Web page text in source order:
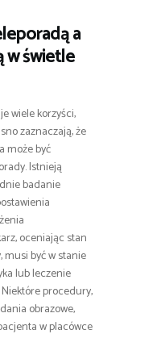
a
w świetle
wiele korzyści,
zaznaczają, że
może być
Istnieją
badanie
oceniając stan
musi być w stanie
lub leczenie
procedury,
obrazowe,
w placówce